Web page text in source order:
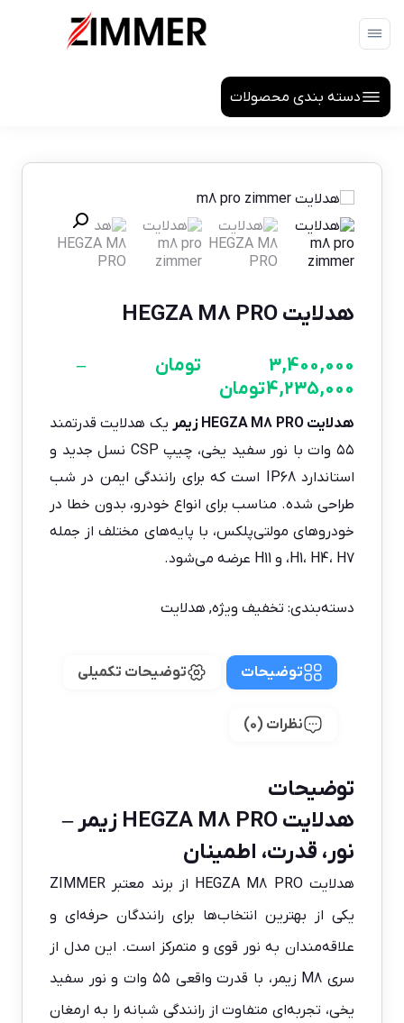
دسته بندی محصولات
هدلایت HEGZA M8 PRO
3,400,000 تومان
–
4,235,000تومان
هدلایت HEGZA M8 PRO زیمر
یک هدلایت قدرتمند
۵۵ وات با نور سفید یخی، چیپ CSP نسل جدید و
استاندارد IP68 است که برای رانندگی ایمن در شب
طراحی شده. مناسب برای انواع خودرو، بدون خطا در
خودروهای مولتی‌پلکس، با پایه‌های مختلف از جمله
H1، H4، H7، و H11 عرضه می‌شود.
دسته‌بندی: تخفیف ویژه, هدلایت
توضیحات توضیحات تکمیلی
نظرات (0)
توضیحات
هدلایت HEGZA M8 PRO زیمر –
نور، قدرت، اطمینان
هدلایت HEGZA M8 PRO از برند معتبر ZIMMER
یکی از بهترین انتخاب‌ها برای رانندگان حرفه‌ای و
علاقه‌مندان به نور قوی و متمرکز است. این مدل از
سری M8 زیمر، با قدرت واقعی ۵۵ وات و نور سفید
یخی، تجربه‌ای متفاوت از رانندگی شبانه را به ارمغان